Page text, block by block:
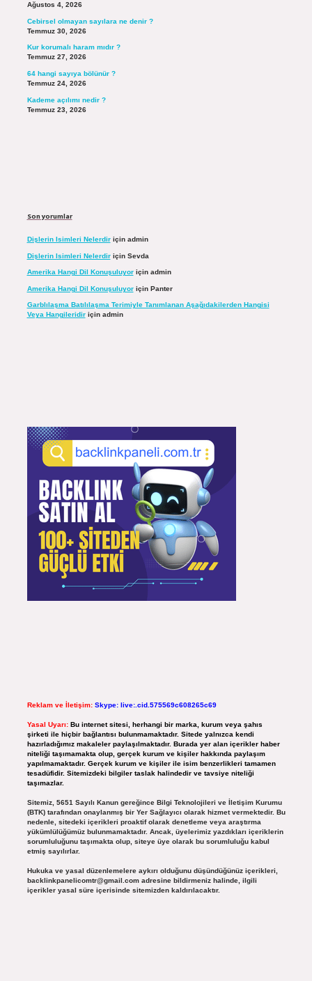
Ağustos 4, 2026
Cebirsel olmayan sayılara ne denir ?
Temmuz 30, 2026
Kur korumalı haram mıdır ?
Temmuz 27, 2026
64 hangi sayıya bölünür ?
Temmuz 24, 2026
Kademe açılımı nedir ?
Temmuz 23, 2026
Son yorumlar
Dişlerin Isimleri Nelerdiriçin admin
Dişlerin Isimleri Nelerdiriçin Sevda
Amerika Hangi Dil Konuşuluyoriçin admin
Amerika Hangi Dil Konuşuluyoriçin Panter
Garblılaşma Batılılaşma Terimiyle Tanımlanan Aşağıdakilerden Hangisi
Veya Hangileridiriçin admin
Reklam ve İletişim: Skype: live:.cid.575569c608265c69
Yasal Uyarı: Bu internet sitesi, herhangi bir marka, kurum veya şahıs
şirketi ile hiçbir bağlantısı bulunmamaktadır. Sitede yalnızca kendi
hazırladığımız makaleler paylaşılmaktadır. Burada yer alan içerikler haber
niteliği taşımamakta olup, gerçek kurum ve kişiler hakkında paylaşım
yapılmamaktadır. Gerçek kurum ve kişiler ile isim benzerlikleri tamamen
tesadüfidir. Sitemizdeki bilgiler taslak halindedir ve tavsiye niteliği
taşımazlar.
Sitemiz, 5651 Sayılı Kanun gereğince Bilgi Teknolojileri ve İletişim Kurumu
(BTK) tarafından onaylanmış bir Yer Sağlayıcı olarak hizmet vermektedir. Bu
nedenle, sitedeki içerikleri proaktif olarak denetleme veya araştırma
yükümlülüğümüz bulunmamaktadır. Ancak, üyelerimiz yazdıkları içeriklerin
sorumluluğunu taşımakta olup, siteye üye olarak bu sorumluluğu kabul
etmiş sayılırlar.
Hukuka ve yasal düzenlemelere aykırı olduğunu düşündüğünüz içerikleri,
backlinkpanelicomtr@gmail.comadresine bildirmeniz halinde, ilgili
içerikler yasal süre içerisinde sitemizden kaldırılacaktır.